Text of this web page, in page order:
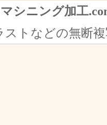
マシニング加工
ストなどの無断